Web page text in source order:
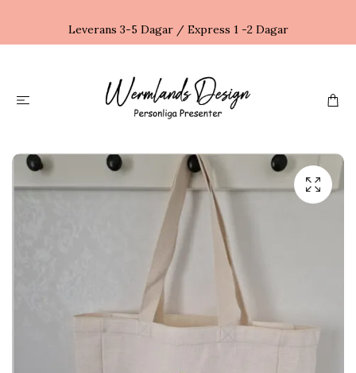
Leverans 3-5 Dagar / Express 1 -2 Dagar